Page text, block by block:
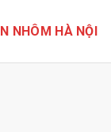
NHÔM HÀ NỘI